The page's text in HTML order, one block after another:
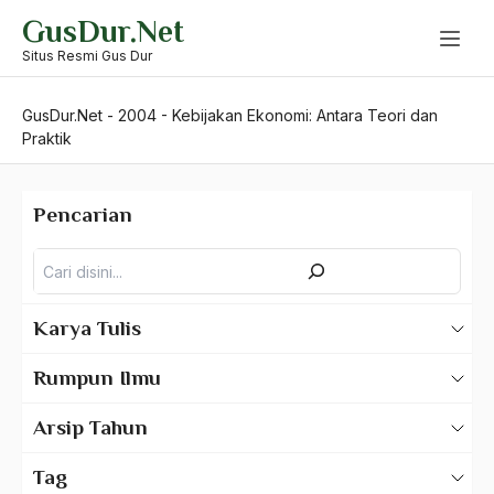
content
GusDur.Net
Situs Resmi Gus Dur
GusDur.Net - 2004 - Kebijakan Ekonomi: Antara Teori dan
Praktik
Pencarian
Karya Tulis
Rumpun Ilmu
Arsip Tahun
Tag